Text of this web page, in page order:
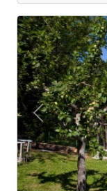
Previous